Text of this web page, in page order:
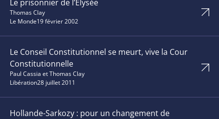
Le prisonnier de l’Élysée
Thomas Clay
Le Monde19 février 2002
Le Conseil Constitutionnel se meurt, vive la Cour
Constitutionnelle
Paul Cassia et Thomas Clay
Libération28 juillet 2011
Hollande-Sarkozy : pour un changement de